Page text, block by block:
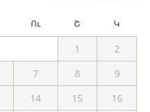
Ու Շ Կ
1
2
7 8
9
14 15
16